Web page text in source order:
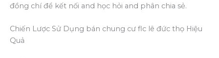
đồng chí để kết nối and học hỏi and phân chia sẻ.
Chiến Lược Sử Dụng bán chung cư flc lê đức thọ Hiệu
Quả